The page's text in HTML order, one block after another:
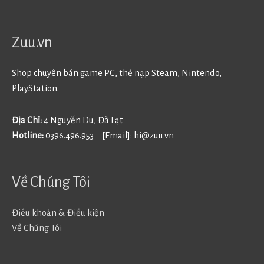
Zuu.vn
Shop chuyên bán game PC, thẻ nạp Steam, Nintendo,
PlayStation.
Địa Chỉ:4 Nguyễn Du, Đà Lạt
Hotline:0396.496.953 – [Email]: hi@zuu.vn
Về Chúng Tôi
Điều khoản & Điều kiện
Về Chúng Tôi